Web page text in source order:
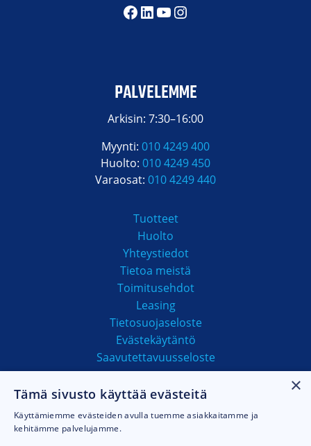
Facebook
LinkedIn
YouTube
Instagram
PALVELEMME
Arkisin: 7:30–16:00
Myynti: 010 4249 400
Huolto: 010 4249 450
Varaosat: 010 4249 440
Tuotteet
Huolto
Yhteystiedot
Tietoa meistä
Toimitusehdot
Leasing
Tietosuojaseloste
Evästekäytäntö
Saavutettavuusseloste
MAKSUTAVAT
×
Tämä sivusto käyttää evästeitä
Käyttämiemme evästeiden avulla tuemme asiakkaitamme ja
kehitämme palvelujamme.